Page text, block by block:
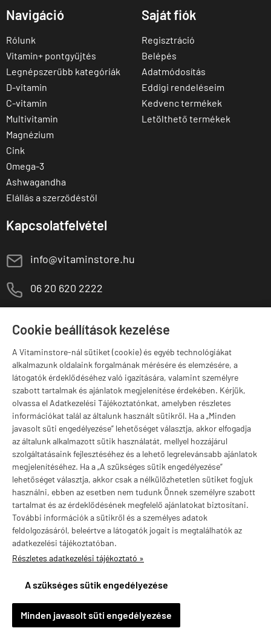
Cookie beállítások kezelése
A Vitaminstore-nál sütiket (cookie) és egyéb technológiákat
alkalmazunk oldalaink forgalmának mérésére és elemzésére, a
látogatók érdeklődéséhez való igazítására, valamint személyre
szabott tartalmak és ajánlatok megjelenítése érdekében. Kérjük,
olvassa el Adatkezelési Tájékoztatónkat, amelyben részletes
információkat talál az általunk használt sütikről. Ha a „Minden
javasolt süti engedélyezése” lehetőséget választja, akkor elfogadja
az általunk alkalmazott sütik használatát, mellyel hozzájárul
szolgáltatásaink fejlesztéséhez és a lehető legrelevánsabb ajánlatok
megjelenítéséhez. Ha a „A szükséges sütik engedélyezése”
lehetőséget választja, akkor csak a nélkülözhetetlen sütiket fogjuk
használni, ebben az esetben nem tudunk Önnek személyre szabott
tartalmat és az érdeklődésének megfelelő ajánlatokat biztosítani.
További információk a sütikről és a személyes adatok
feldolgozásáról, beleértve a látogatók jogait is megtalálhatók az
adatkezelési tájékoztatóban.
Részletes adatkezelési tájékoztató »
A szükséges sütik engedélyezése
Minden javasolt süti engedélyezése
Navigáció
Rólunk
Vitamin+ pontgyűjtés
Legnépszerűbb kategóriák
D-vitamin
C-vitamin
Multivitamin
Magnézium
Cink
Omega-3
Ashwagandha
Elállás a szerződéstől
Saját fiók
Regisztráció
Belépés
Adatmódosítás
Eddigi rendeléseim
Kedvenc termékek
Letölthető termékek
Kapcsolatfelvétel
E info@vitaminstore.hu
M 06 20 620 2222
Szugló u. 83-85.
Márkák
Valuta választás
vitaminstore.hu -Vitaminstore / Gymstore Hungary
S
Sos Baj településről
Vásárolt a webáruházban
36 perccel ezelőtt 